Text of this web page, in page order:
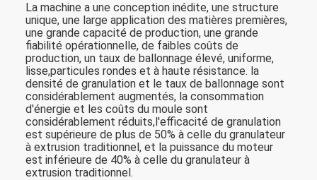
La machine a une conception inédite, une structure
unique, une large application des matières premières,
une grande capacité de production, une grande
fiabilité opérationnelle, de faibles coûts de
production, un taux de ballonnage élevé, uniforme,
lisse,particules rondes et à haute résistance. la
densité de granulation et le taux de ballonnage sont
considérablement augmentés, la consommation
d'énergie et les coûts du moule sont
considérablement réduits,l'efficacité de granulation
est supérieure de plus de 50% à celle du granulateur
à extrusion traditionnel, et la puissance du moteur
est inférieure de 40% à celle du granulateur à
extrusion traditionnel.